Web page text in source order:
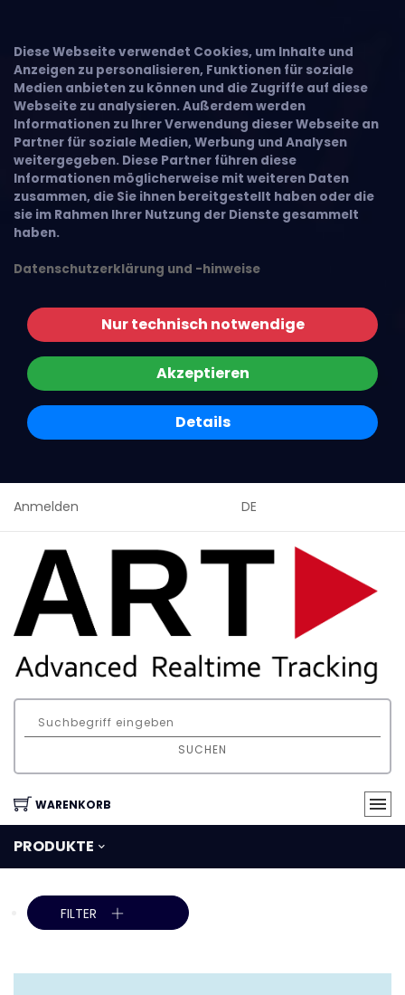
Diese Webseite verwendet Cookies, um Inhalte und
Anzeigen zu personalisieren, Funktionen für soziale
Medien anbieten zu können und die Zugriffe auf diese
Webseite zu analysieren. Außerdem werden
Informationen zu Ihrer Verwendung dieser Webseite an
Partner für soziale Medien, Werbung und Analysen
weitergegeben. Diese Partner führen diese
Informationen möglicherweise mit weiteren Daten
zusammen, die Sie ihnen bereitgestellt haben oder die
sie im Rahmen Ihrer Nutzung der Dienste gesammelt
haben.
Datenschutzerklärung und -hinweise
Nur technisch notwendige
Akzeptieren
Details
Anmelden DE
SUCHEN
WARENKORB
PRODUKTE
FILTER